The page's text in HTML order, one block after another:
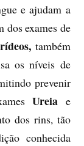
e ajudam a
dos exames de
também
os níveis de
prevenir
Ureia e
dos rins, tão
conhecida